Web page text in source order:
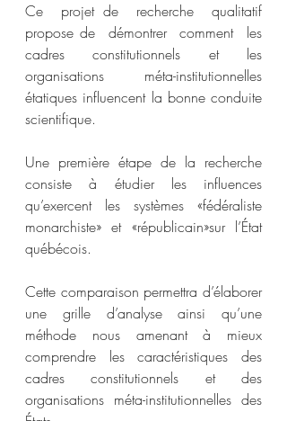
Ce  projet de  recherche  qualitatif
propose de  démontrer  comment  les
cadres constitutionnels et les
organisations  méta-institutionnelles
étatiques influencent la bonne conduite
scientifique.
Une première étape de la recherche
consiste à étudier les influences
qu’exercent les systèmes «fédéraliste
monarchiste» et «républicain»sur l’État
québécois.
Cette comparaison permettra d’élaborer
une grille d’analyse ainsi qu’une
méthode nous amenant à mieux
comprendre les caractéristiques des
cadres constitutionnels et des
organisations méta-institutionnelles des